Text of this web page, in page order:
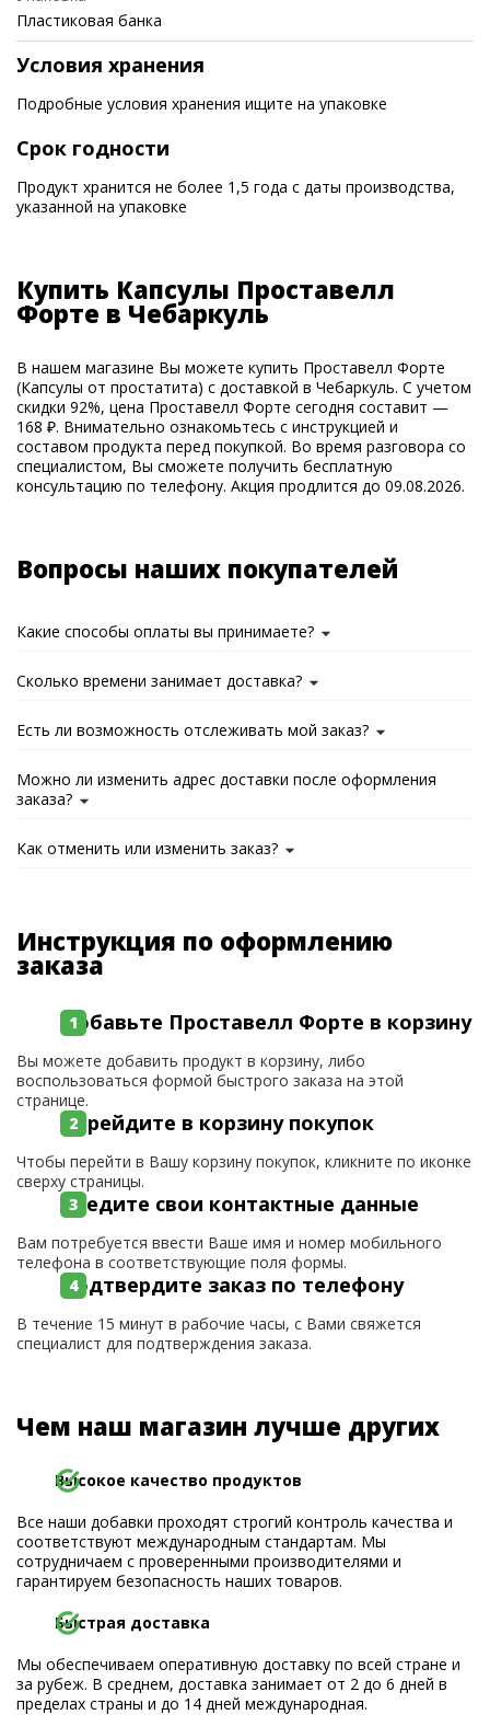
Пластиковая банка
Условия хранения
Подробные условия хранения ищите на упаковке
Срок годности
Продукт хранится не более 1,5 года с даты производства,
указанной на упаковке
Купить Капсулы Проставелл
Форте в Чебаркуль
В нашем магазине Вы можете купить Проставелл Форте
(Капсулы от простатита) с доставкой в Чебаркуль. С учетом
скидки 92%, цена Проставелл Форте сегодня составит —
168 ₽. Внимательно ознакомьтесь с инструкцией и
составом продукта перед покупкой. Во время разговора со
специалистом, Вы сможете получить бесплатную
консультацию по телефону. Акция продлится до 09.08.2026.
Вопросы наших покупателей
Какие способы оплаты вы принимаете?
Сколько времени занимает доставка?
Есть ли возможность отслеживать мой заказ?
Можно ли изменить адрес доставки после оформления
заказа?
Как отменить или изменить заказ?
Инструкция по оформлению
заказа
Добавьте Проставелл Форте в корзину
Вы можете добавить продукт в корзину, либо
воспользоваться формой быстрого заказа на этой
странице.
Перейдите в корзину покупок
Чтобы перейти в Вашу корзину покупок, кликните по иконке
сверху страницы.
Введите свои контактные данные
Вам потребуется ввести Ваше имя и номер мобильного
телефона в соответствующие поля формы.
Подтвердите заказ по телефону
В течение 15 минут в рабочие часы, с Вами свяжется
специалист для подтверждения заказа.
Чем наш магазин лучше других
Высокое качество продуктов
Все наши добавки проходят строгий контроль качества и
соответствуют международным стандартам. Мы
сотрудничаем с проверенными производителями и
гарантируем безопасность наших товаров.
Быстрая доставка
Мы обеспечиваем оперативную доставку по всей стране и
за рубеж. В среднем, доставка занимает от 2 до 6 дней в
пределах страны и до 14 дней международная.